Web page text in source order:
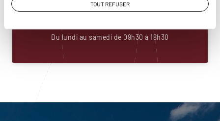
TOUT REFUSER
01 86 95 65 32
Du lundi au samedi de 09h30 à 18h30